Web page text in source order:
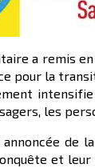
a remis
pour la
les
annoncée de
et leur